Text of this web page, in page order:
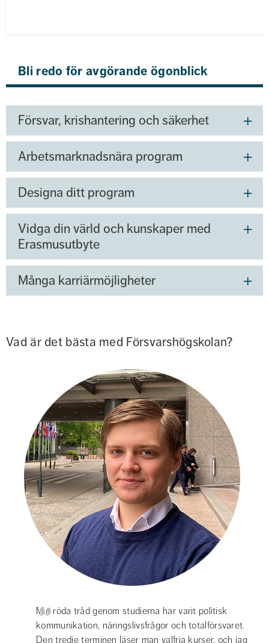
Bli redo för avgörande ögonblick
Försvar, krishantering och säkerhet
Arbetsmarknadsnära program
Designa ditt program
Vidga din värld och kunskaper med
Erasmusutbyte
Många karriärmöjligheter
Vad är det bästa med Försvarshögskolan?
Min röda tråd genom studierna har varit politisk
kommunikation, näringslivsfrågor och totalförsvaret.
Den tredje terminen läser man valfria kurser, och jag